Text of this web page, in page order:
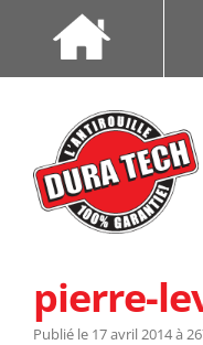
pierre-
Publié le 17 avril 2014à